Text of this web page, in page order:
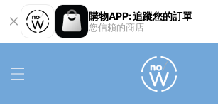
購物APP: 追蹤您的訂單
您信賴的商店